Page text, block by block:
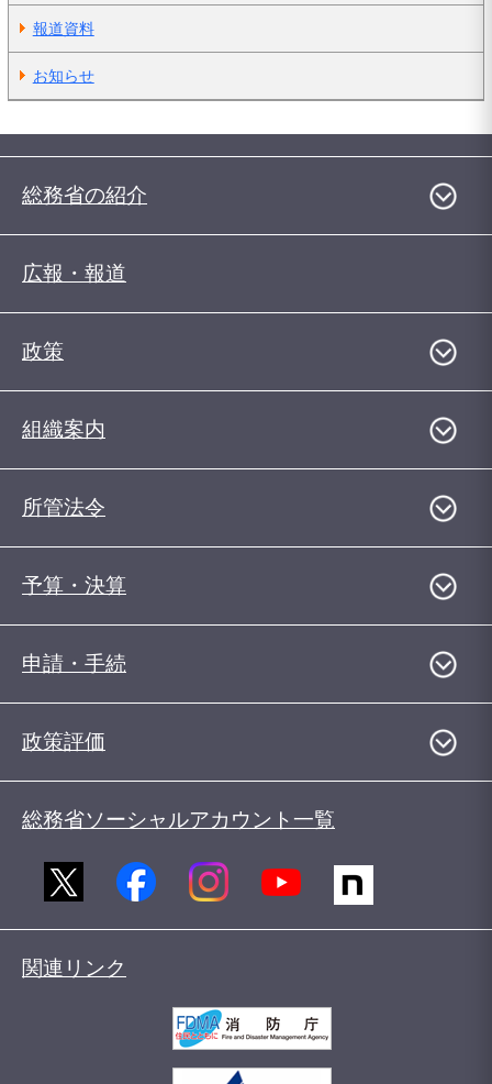
報道資料
お知らせ
総務省の紹介
広報・報道
政策
組織案内
所管法令
予算・決算
申請・手続
政策評価
総務省ソーシャルアカウント一覧
関連リンク